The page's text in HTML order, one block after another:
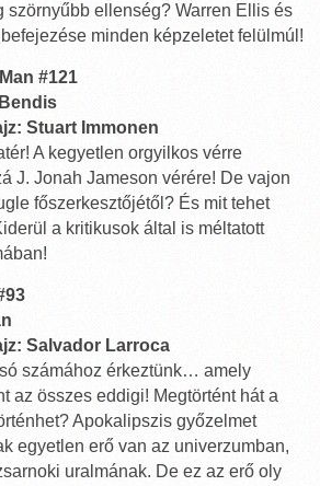
szörnyűbb ellenség? Warren Ellis és
minden képzeletet felülmúl!
#121
Stuart Immonen
A kegyetlen orgyilkos vérre
J. Jonah Jameson vérére! De vajon
főszerkesztőjétől? És mit tehet
a kritikusok által is méltatott
Salvador Larroca
számához érkeztünk… amely
az összes eddigi! Megtörtént hát a
Apokalipszis győzelmet
egyetlen erő van az univerzumban,
uralmának. De ez az erő oly